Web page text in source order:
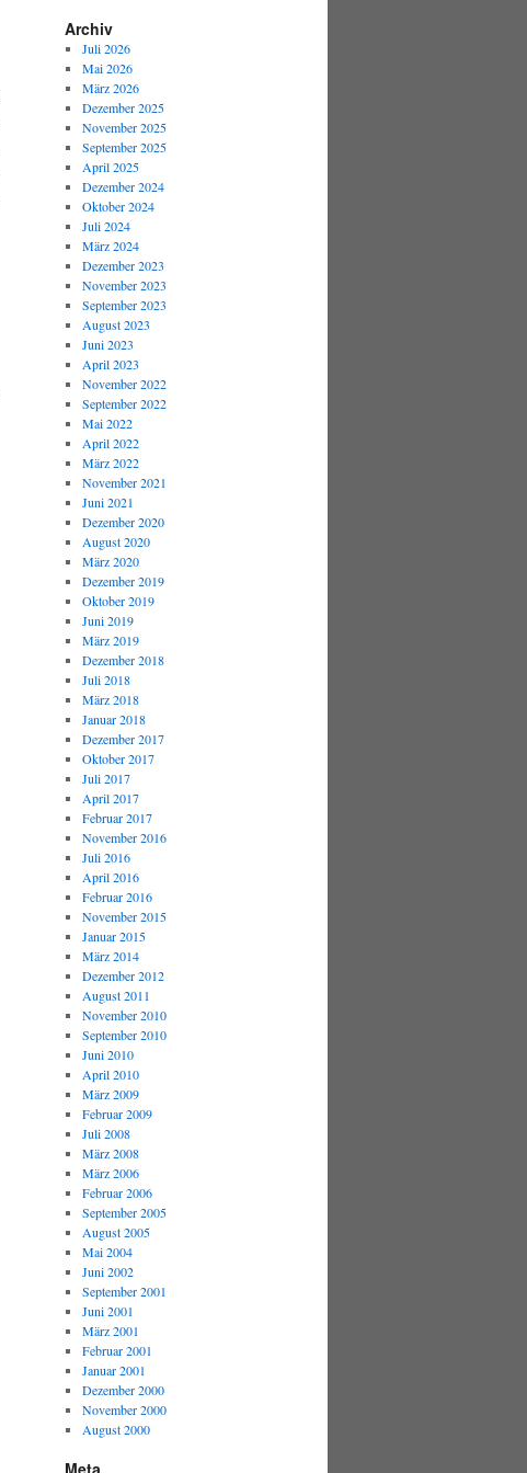
Archiv
Juli 2026
Mai 2026
März 2026
Dezember 2025
November 2025
September 2025
April 2025
Dezember 2024
Oktober 2024
Juli 2024
März 2024
Dezember 2023
November 2023
September 2023
August 2023
Juni 2023
April 2023
November 2022
September 2022
Mai 2022
April 2022
März 2022
November 2021
Juni 2021
Dezember 2020
August 2020
März 2020
Dezember 2019
Oktober 2019
Juni 2019
März 2019
Dezember 2018
Juli 2018
März 2018
Januar 2018
Dezember 2017
Oktober 2017
Juli 2017
April 2017
Februar 2017
November 2016
Juli 2016
April 2016
Februar 2016
November 2015
Januar 2015
März 2014
Dezember 2012
August 2011
November 2010
September 2010
Juni 2010
April 2010
März 2009
Februar 2009
Juli 2008
März 2008
März 2006
Februar 2006
September 2005
August 2005
Mai 2004
Juni 2002
September 2001
Juni 2001
März 2001
Februar 2001
Januar 2001
Dezember 2000
November 2000
August 2000
Meta